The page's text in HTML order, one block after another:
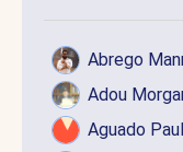
Abrego
Adou
Aguado Paul